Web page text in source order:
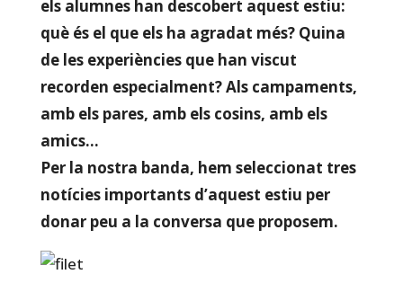
els alumnes han descobert aquest estiu:
què és el que els ha agradat més? Quina
de les experiències que han viscut
recorden especialment? Als campaments,
amb els pares, amb els cosins, amb els
amics…
Per la nostra banda, hem seleccionat tres
notícies importants d’aquest estiu per
donar peu a la conversa que proposem.